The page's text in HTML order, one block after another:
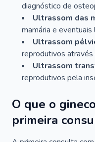
diagnóstico de
Ultrassom das
mamária e
Ultrassom
reprodutivos através
Ultrassom
reprodutivos pela
O que o
primeira